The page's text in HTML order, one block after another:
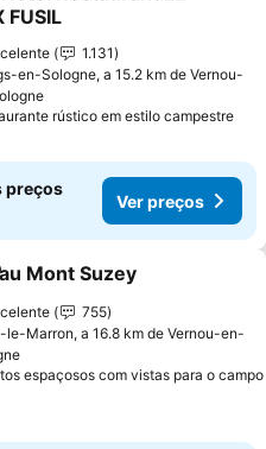
aos favoritos
FUSIL
1.131
en-Sologne, a 15.2 km de Vernou-
rústico em estilo campestre
preços
Ver preços
aos favoritos
Mont Suzey
755
le-Marron, a 16.8 km de Vernou-en-
espaçosos com vistas para o campo